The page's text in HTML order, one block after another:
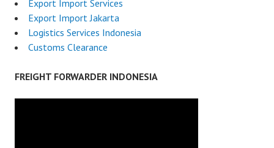
Export Import Services
Export Import Jakarta
Logistics Services Indonesia
Customs Clearance
FREIGHT FORWARDER INDONESIA